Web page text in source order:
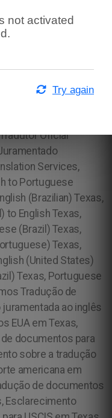
not activated
Try again